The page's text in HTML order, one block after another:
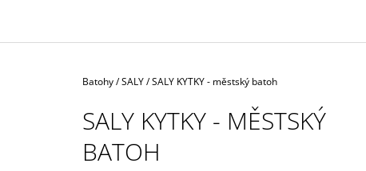
Domů
Batohy/SALY/SALY KYTKY - městský batoh
SALY KYTKY - MĚSTSKÝ
BATOH